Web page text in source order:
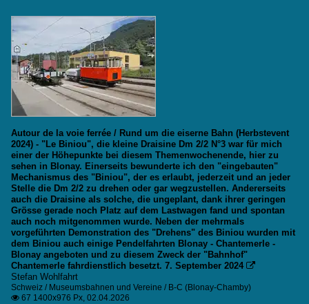
Autour de la voie ferrée / Rund um die eiserne Bahn (Herbstevent
2024) - "Le Biniou", die kleine Draisine Dm 2/2 N°3 war für mich
einer der Höhepunkte bei diesem Themenwochenende, hier zu
sehen in Blonay. Einerseits bewunderte ich den "eingebauten"
Mechanismus des "Biniou", der es erlaubt, jederzeit und an jeder
Stelle die Dm 2/2 zu drehen oder gar wegzustellen. Andererseits
auch die Draisine als solche, die ungeplant, dank ihrer geringen
Grösse gerade noch Platz auf dem Lastwagen fand und spontan
auch noch mitgenommen wurde. Neben der mehrmals
vorgeführten Demonstration des "Drehens" des Biniou wurden mit
dem Biniou auch einige Pendelfahrten Blonay - Chantemerle -
Blonay angeboten und zu diesem Zweck der "Bahnhof"
Chantemerle fahrdienstlich besetzt. 7. September 2024

Stefan Wohlfahrt
Schweiz / Museumsbahnen und Vereine / B-C (Blonay-Chamby)
 67 1400x976 Px, 02.04.2026